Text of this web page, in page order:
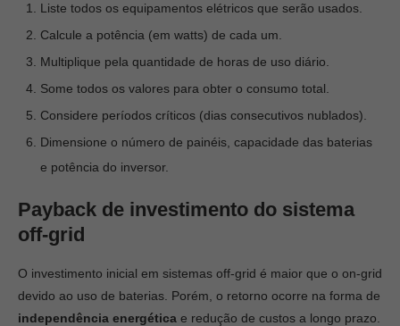
Liste todos os equipamentos elétricos que serão usados.
Calcule a potência (em watts) de cada um.
Multiplique pela quantidade de horas de uso diário.
Some todos os valores para obter o consumo total.
Considere períodos críticos (dias consecutivos nublados).
Dimensione o número de painéis, capacidade das baterias
e potência do inversor.
Payback de investimento do sistema
off-grid
O investimento inicial em sistemas off-grid é maior que o on-grid
devido ao uso de baterias. Porém, o retorno ocorre na forma de
independência energética e redução de custos a longo prazo.